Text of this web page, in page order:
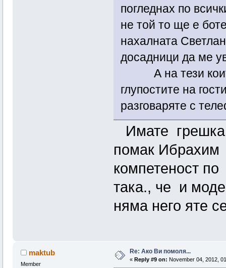
погледнах по
не той то ще е
нахалната
досадници да ме
А на тези които
глупостите на
разговаряте с
Имате
помак Ибрахим
компетеност
така., че и
няма него яте
maktub
Member
Re: Ако Ви помоля...
« Reply #9 on: November 04, 2012,